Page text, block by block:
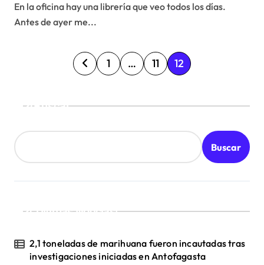
En la oficina hay una librería que veo todos los días.
Antes de ayer me...
P
a
a
c
ó
n
d
1 … 11 12
Buscar
Buscar
¡Ultimas Noticias!
2,1 toneladas de marihuana fueron incautadas tras
investigaciones iniciadas en Antofagasta